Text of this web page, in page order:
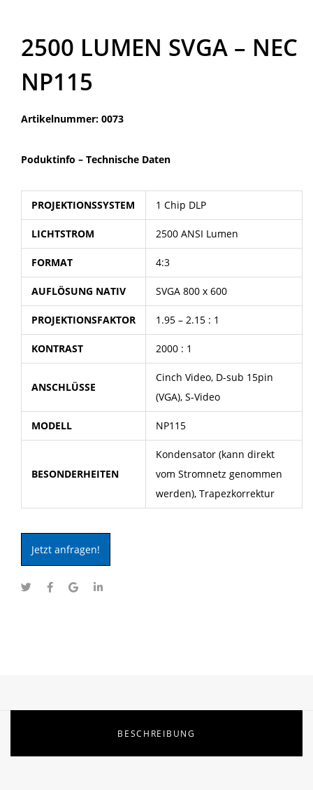
2500 LUMEN SVGA – NEC
NP115
Artikelnummer: 0073
Poduktinfo – Technische Daten
PROJEKTIONSSYSTEM 1 Chip DLP
LICHTSTROM 2500 ANSI Lumen
FORMAT 4:3
AUFLÖSUNG NATIV SVGA 800 x 600
PROJEKTIONSFAKTOR 1.95 – 2.15 : 1
KONTRAST 2000 : 1
ANSCHLÜSSE
Cinch Video, D-sub 15pin
(VGA), S-Video
MODELL NP115
BESONDERHEITEN
Kondensator (kann direkt
vom Stromnetz genommen
werden), Trapezkorrektur
Jetzt anfragen!
BESCHREIBUNG